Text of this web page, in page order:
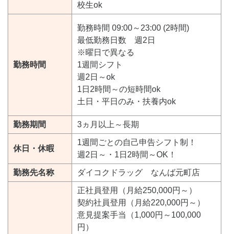
校生ok
勤務時間
勤務時間 09:00～23:00 (2時間)
最低勤務日数 週2日
※曜日で異なる
1週間シフト
週2日～ok
1日2時間～の短時間ok
土日・平日のみ・扶養内ok
勤務期間 3ヵ月以上～長期
休日・休暇
1週間ごとの自己申告シフト制！
週2日～・1日2時間～OK！
勤務先名称 ダイコクドラッグ なんば元町店
正社員登用（月給250,000円～）
契約社員登用（月給220,000円～）
意見提案手当（1,000円～100,000
円）